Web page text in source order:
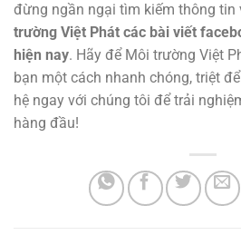
đừng ngần ngại tìm kiếm thông tin
trường Việt Phát các bài viết
hiện nay. Hãy để Môi trường Việt
bạn một cách nhanh chóng, triệt
hệ ngay với chúng tôi để trải
hàng đầu!